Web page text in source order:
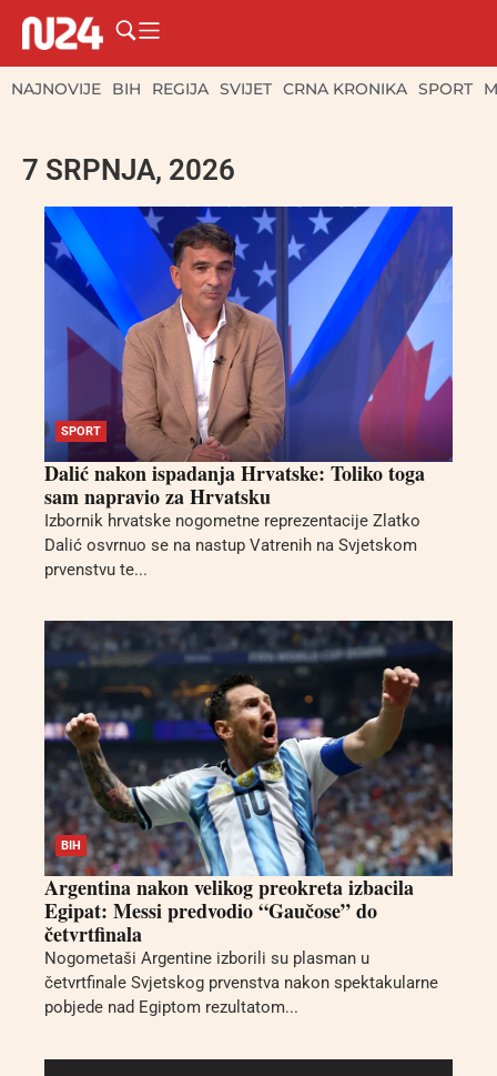
NAJNOVIJE BIH REGIJA SVIJET CRNA KRONIKA SPORT
7 SRPNJA, 2026
SPORT
Dalić nakon ispadanja Hrvatske: Toliko toga
sam napravio za Hrvatsku
Izbornik hrvatske nogometne reprezentacije Zlatko
Dalić osvrnuo se na nastup Vatrenih na Svjetskom
prvenstvu te...
BIH
Argentina nakon velikog preokreta izbacila
Egipat: Messi predvodio “Gaučose” do
četvrtfinala
Nogometaši Argentine izborili su plasman u
četvrtfinale Svjetskog prvenstva nakon spektakularne
pobjede nad Egiptom rezultatom...